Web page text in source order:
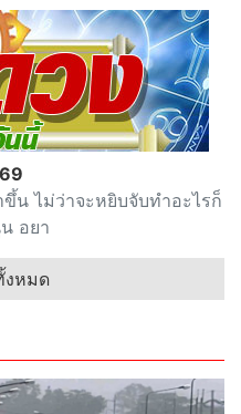
น ไม่ว่าจะหยิบจับทำอะไรก็
อยา
งหมด